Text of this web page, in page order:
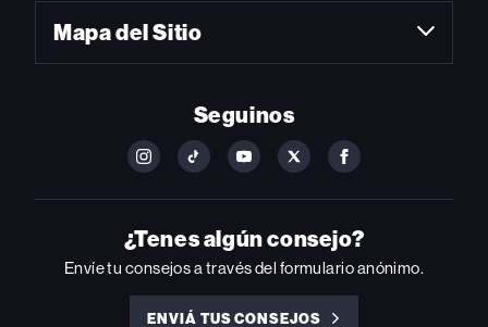
Mapa del Sitio
Seguinos
FOLLOW
ON
INSTAGRAM
FOLLOW
ON
YOUTUBE
FOLLOW
ON
YOUTUBE
FOLLOW
ON
FOLLOW
ON
FACEBOOK
¿Tenes algún consejo?
Envíe tu consejos a través del formulario anónimo.
ENVIÁ TUS CONSEJOS